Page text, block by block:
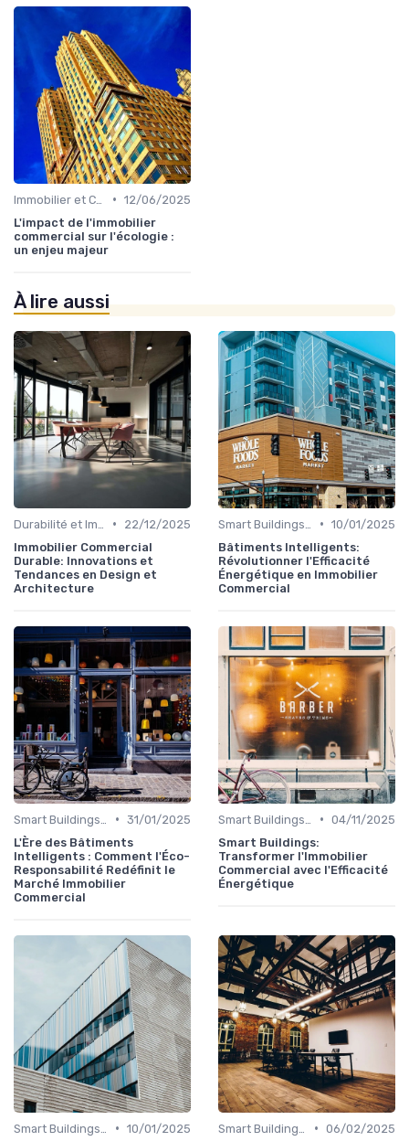
• 12/06/2025
L'impact de l'immobilier
commercial sur l'écologie :
un enjeu majeur
À lire aussi
•
22/12/2025
Immobilier Commercial
Durable: Innovations et
Tendances en Design et
Architecture
• 10/01/2025
Bâtiments Intelligents:
Révolutionner l'Efficacité
Énergétique en Immobilier
Commercial
• 31/01/2025
L'Ère des Bâtiments
Intelligents : Comment l'Éco-
Responsabilité Redéfinit le
Marché Immobilier
Commercial
• 04/11/2025
Smart Buildings:
Transformer l'Immobilier
Commercial avec l'Efficacité
Énergétique
• 10/01/2025
• 06/02/2025